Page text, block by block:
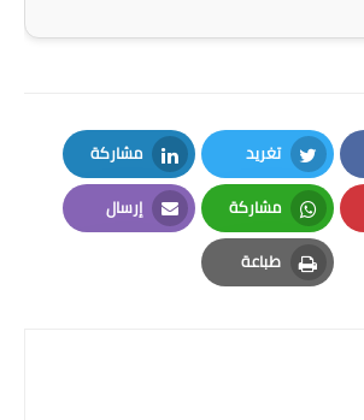
تغريد
Twitter
مشاركة
LinkedIn
مشاركة
Whatsapp
إرسال
Email
طباعة
Print